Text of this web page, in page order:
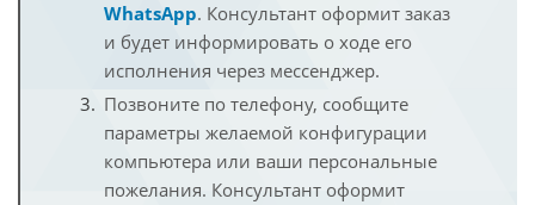
WhatsApp. Консультант оформит заказ
и будет информировать о ходе его
исполнения через мессенджер.
Позвоните по телефону, сообщите
параметры желаемой конфигурации
компьютера или ваши персональные
пожелания. Консультант оформит